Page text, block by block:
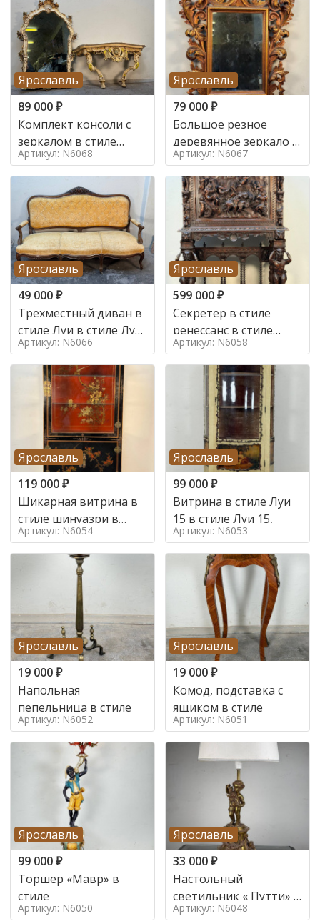
Ярославль
89 000₽
Комплект консоли с
зеркалом в стиле
ренессанс,
Артикул: N6068
Ярославль
79 000₽
Большое резное
деревянное зеркало с
золочением в стиле
Артикул: N6067
Ярославль
49 000₽
Трехместный диван в
стиле Луи в стиле Луи
16,
Артикул: N6066
Ярославль
599 000₽
Секретер в стиле
ренессанс в стиле
ренессанс, 19 век
Артикул: N6058
Ярославль
119 000₽
Шикарная витрина в
стиле шинуазри в
стиле шинуазри,
Артикул: N6054
Ярославль
99 000₽
Витрина в стиле Луи
15 в стиле Луи 15,
Артикул: N6053
Ярославль
19 000₽
Напольная
пепельница в стиле
Артикул: N6052
Ярославль
19 000₽
Комод, подставка с
ящиком в стиле
Артикул: N6051
Ярославль
99 000₽
Торшер «Мавр» в
стиле
Артикул: N6050
Ярославль
33 000₽
Настольный
светильник « Путти» в
стиле
Артикул: N6048